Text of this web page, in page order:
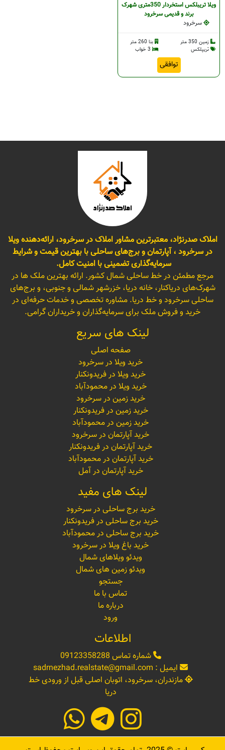
ویلا تریبلکس استخردار 350متری شهرک
برند و قدیمی سرخرود
سرخرود
زمین 350 متر
بنا 260 متر
تریپلکس
توافقی
املاک صدرنژاد، معتبرترین مشاور املاک در سرخرود، ارائه‌دهنده ویلا
در سرخرود ، آپارتمان و برج‌های ساحلی با بهترین قیمت و شرایط
سرمایه‌گذاری تضمینی با امنیت کامل.
مرجع مطمئن در خط ساحلی شمال کشور. ارائه بهترین ملک ها در
شهرک‌های دریاکنار، خانه دریا، خزرشهر شمالی و جنوبی، و برج‌های
ساحلی سرخرود و خط دریا. مشاوره تخصصی و خدمات حرفه‌ای در
خرید و فروش ملک برای سرمایه‌گذاران و خریداران گرامی.
لینک های سریع
صفحه اصلی
خرید ویلا در سرخرود
خرید ویلا در فریدونکنار
خرید ویلا در محمودآباد
خرید زمین در سرخرود
خرید زمین در فریدونکنار
خرید زمین در محمودآباد
خرید آپارتمان در سرخرود
خرید آپارتمان در فریدونکنار
خرید آپارتمان در محمودآباد
خرید آپارتمان در آمل
لینک های مفید
خرید برج ساحلی در سرخرود
خرید برج ساحلی در فریدونکنار
خرید برج ساحلی در محمودآباد
خرید باغ ویلا در سرخرود
ویدئو ویلاهای شمال
ویدئو زمین های شمال
جستجو
تماس با ما
درباره ما
ورود
اطلاعات
شماره تماس 09123358288
ایمیل : sadrnezhad.realstate@gmail.com
مازندران، سرخرود، اتوبان اصلی قبل از ورودی خط
دریا